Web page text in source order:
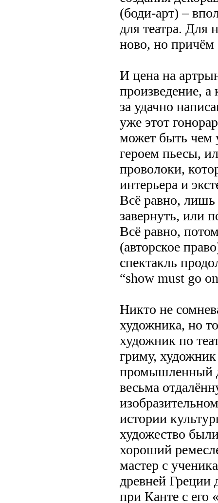
(боди-арт) –
для театра. Для
ново, но причём
И цена на
произведение,
за удачно
уже этот
может быть чем
героем пьесы,
проволоки,
интерьера и
Всё равно,
завернуть, или
Всё равно,
(авторское
спектакль
“show must go
Никто не
художника, но
художник по
гриму,
промышленный
весьма
истории
художество
хороший
мастер с
древней
при Канте с его